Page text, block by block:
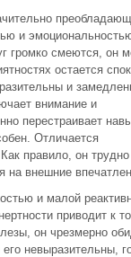
и
громко смеются, он
остается
и
внимание и
перестраивает
Отличается
правило, он трудно
на внешние
и малой
приводит к
он чрезмерно
невыразительны,